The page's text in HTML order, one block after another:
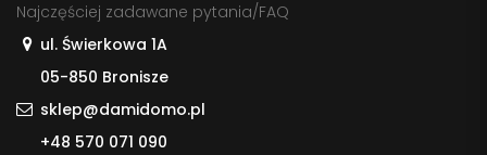
Najczęściej zadawane pytania/FAQ
ul. Świerkowa 1A
05-850 Bronisze
sklep@damidomo.pl
+48 570 071 090